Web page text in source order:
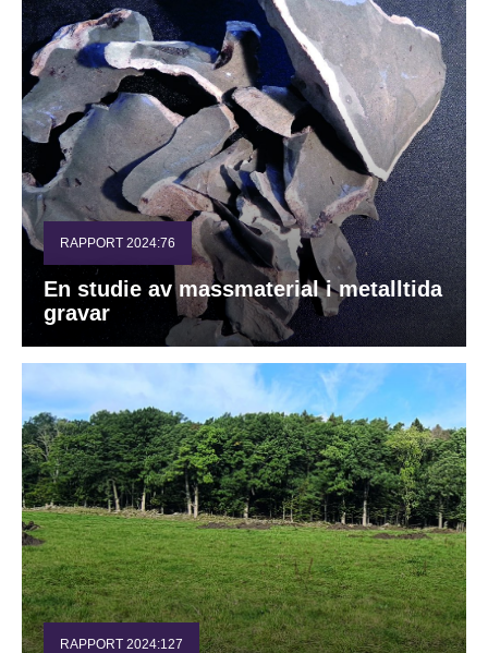
RAPPORT 2024:76
En studie av massmaterial i metalltida
gravar
RAPPORT 2024:127